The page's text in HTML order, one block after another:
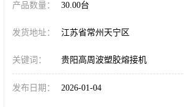
产品数量： 30.00台
发货地址： 江苏省常州天宁区
关键词： 贵阳高周波塑胶熔接机
发布日期： 2026-01-04